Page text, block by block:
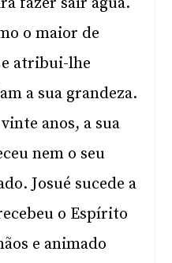
o maior de
e atribui-lhe
a sua grandeza.
anos, a sua
nem o seu
Josué sucede a
o Espírito
e animado